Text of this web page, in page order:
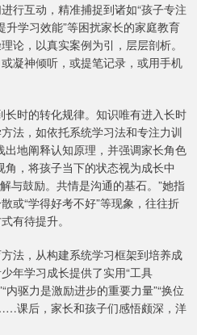
互动，精准捕捉到诸如“孩子专注
升学习效能”等困扰家长的家庭教育
论，以真实案例为引，层层剖析。
凝神倾听，或提笔记录，或用手机
时的转化规律。知识唯有进入长时
法，如依托系统学习法和专注力训
出地阐释认知原理，并强调家长角色
，将孩子当下的状态视为成长中
解与鼓励。共情是沟通的基石。”她指
或“学得好考不好”等现象，往往折
有待提升。
，从构建系统学习框架到培养成
年学习成长提供了实用“工具
内驱力是激励进步的重要力量”“换位
课后，家长和孩子们感悟颇深，洋